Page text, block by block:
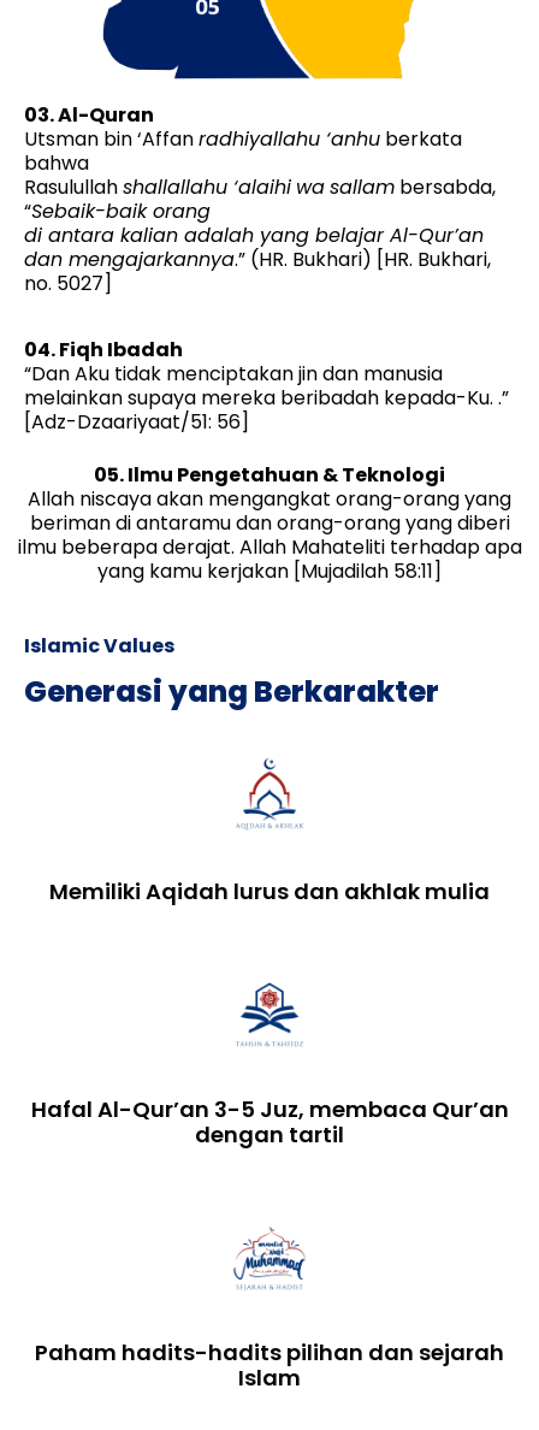
03. Al-Quran
Utsman bin ‘Affanradhiyallahu ‘anhu berkata
bahwa
Rasulullahshallallahu ‘alaihi wasallam bersabda,
“Sebaik-baikorang
di antara kalian adalah yang belajarAl-Qur’an
dan mengajarkannya.” (HR. Bukhari) [HR. Bukhari,
no. 5027]
04. Fiqh Ibadah
“Dan Aku tidak menciptakan jin dan manusia
melainkan supaya mereka beribadah kepada-Ku. .”
[Adz-Dzaariyaat/51: 56]
05. Ilmu Pengetahuan & Teknologi
Allah niscaya akan mengangkat orang-orang yang
beriman di antaramu dan orang-orang yang diberi
ilmu beberapa derajat. Allah Mahateliti terhadap apa
yang kamu kerjakan [Mujadilah 58:11]
Islamic Values
Generasi yang Berkarakter
Memiliki Aqidah lurus dan akhlak mulia
Hafal Al-Qur’an 3-5 Juz, membaca Qur’an
dengan tartil
Paham hadits-hadits pilihan dan sejarah
Islam